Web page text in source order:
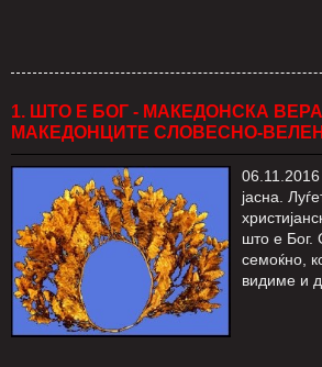
1. ШТО Е БОГ - МАКЕДОНСКА
МАКЕДОНЦИТЕ СЛОВЕСНО-
јасна.
што е Бог.
семоќно,
видиме и